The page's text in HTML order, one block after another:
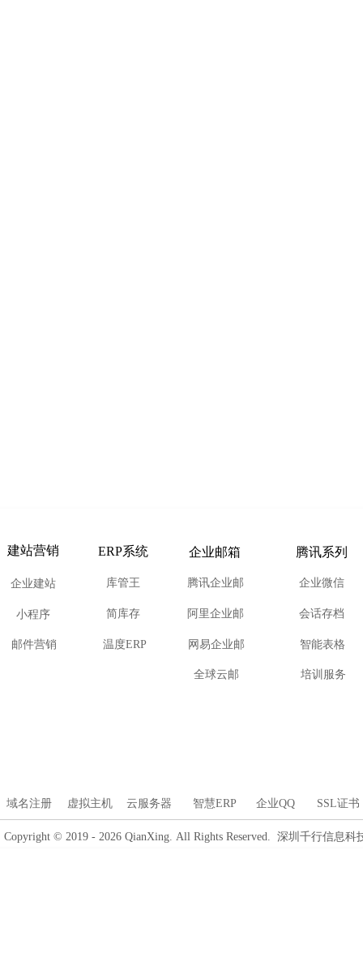
库管王
Copyright © 2019 - 2026 QianXing. All Rights Reserved. 深圳千行信息
腾讯企业邮
简库存
企业邮箱
企业建站
建站营销 ERP系统
小程序
企业微信
阿里企业邮
网易企业邮
腾讯系列
邮件营销
全球云邮
会话存档
智能表格
培训服务
温度ERP
域名注册 智慧ERP 企业QQ
云服务器
虚拟主机 SSL证书